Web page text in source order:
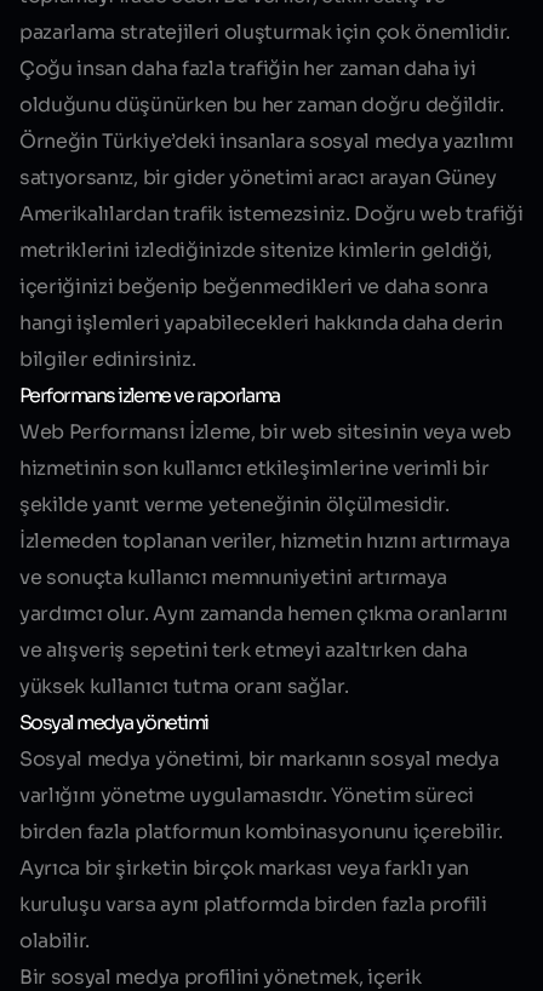
pazarlama stratejileri oluşturmak için çok önemlidir.
Çoğu insan daha fazla trafiğin her zaman daha iyi
olduğunu düşünürken bu her zaman doğru değildir.
Örneğin Türkiye’deki insanlara sosyal medya yazılımı
satıyorsanız, bir gider yönetimi aracı arayan Güney
Amerikalılardan trafik istemezsiniz. Doğru web trafiği
metriklerini izlediğinizde sitenize kimlerin geldiği,
içeriğinizi beğenip beğenmedikleri ve daha sonra
hangi işlemleri yapabilecekleri hakkında daha derin
bilgiler edinirsiniz.
Performans izleme ve raporlama
Web Performansı İzleme, bir web sitesinin veya web
hizmetinin son kullanıcı etkileşimlerine verimli bir
şekilde yanıt verme yeteneğinin ölçülmesidir.
İzlemeden toplanan veriler, hizmetin hızını artırmaya
ve sonuçta kullanıcı memnuniyetini artırmaya
yardımcı olur. Aynı zamanda hemen çıkma oranlarını
ve alışveriş sepetini terk etmeyi azaltırken daha
yüksek kullanıcı tutma oranı sağlar.
Sosyal medya yönetimi
Sosyal medya yönetimi, bir markanın sosyal medya
varlığını yönetme uygulamasıdır. Yönetim süreci
birden fazla platformun kombinasyonunu içerebilir.
Ayrıca bir şirketin birçok markası veya farklı yan
kuruluşu varsa aynı platformda birden fazla profili
olabilir.
Bir sosyal medya profilini yönetmek, içerik